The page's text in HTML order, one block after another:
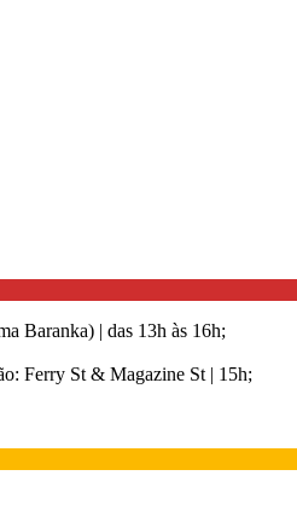
Baranka) | das 13h às 16h;
Ferry St & Magazine St | 15h;